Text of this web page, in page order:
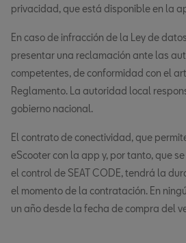
privacidad, que está disponible en la
En caso de infracción de la Ley de
presentar una reclamación ante las
competentes, de conformidad con el
Reglamento. La autoridad local
gobierno nacional.
El contrato de conectividad, que
eScooter con la app y, por tanto, que
el control de SEAT CODE, tendrá la
el momento de la contratación. En
un año desde la fecha de compra del